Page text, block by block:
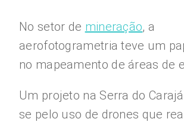
No setor de mineração, a
aerofotogrametria teve um
no mapeamento de áreas de
Um projeto na Serra do
se pelo uso de drones que